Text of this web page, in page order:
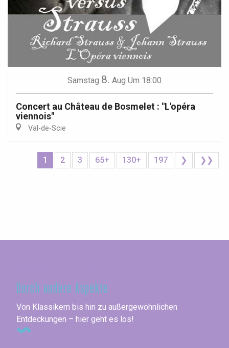
Samstag 8. Aug Um 18:00
Concert au Château de Bosmelet : "L'opéra
viennois"
Val-de-Scie
1 2 3 65+ 130+ 197 ❯ ❯❯
Durch andere Aspekte
Von Klassikern bis hin zu außergewöhnlichen
Entdeckungen – hier geht es los!